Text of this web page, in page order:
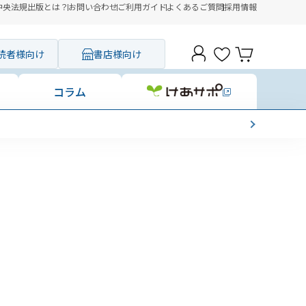
央法規出版とは？お問い合わせご利用ガイドよくあるご質問採用情報
者様向け 書店様向け
コラム